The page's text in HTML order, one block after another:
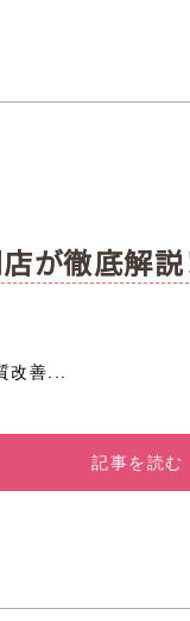
が徹底解説
改善...
記事を読む